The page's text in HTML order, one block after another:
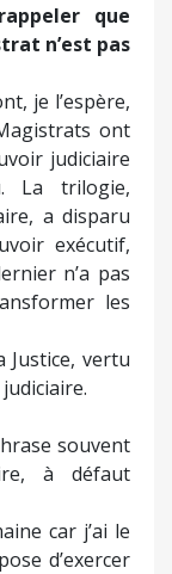
que
n’est pas
je l’espère,
ont
judiciaire
La trilogie,
a disparu
exécutif,
n’a pas
les
Justice, vertu
souvent
à défaut
car j’ai le
d’exercer